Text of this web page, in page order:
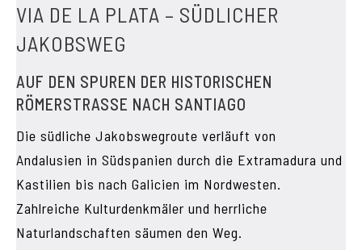
VIA DE LA PLATA – SÜDLICHER
JAKOBSWEG
AUF DEN SPUREN DER HISTORISCHEN
RÖMERSTRASSE NACH SANTIAGO
Die südliche Jakobswegroute verläuft von
Andalusien in Südspanien durch die Extramadura und
Kastilien bis nach Galicien im Nordwesten.
Zahlreiche Kulturdenkmäler und herrliche
Naturlandschaften säumen den Weg.